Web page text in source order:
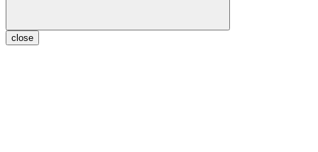
close